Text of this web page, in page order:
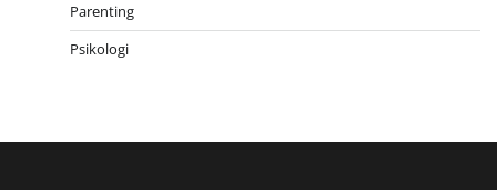
Parenting
Psikologi